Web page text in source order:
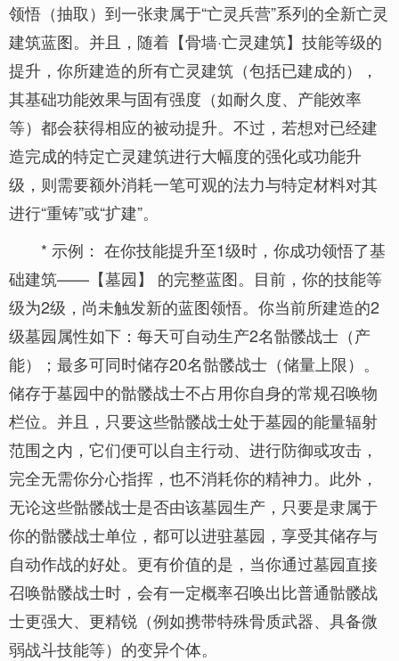
领悟（抽取）到一张隶属于“亡灵兵营”系列的全新亡灵
建筑蓝图。并且，随着【骨墙·亡灵建筑】技能等级的
提升，你所建造的所有亡灵建筑（包括已建成的），
其基础功能效果与固有强度（如耐久度、产能效率
等）都会获得相应的被动提升。不过，若想对已经建
造完成的特定亡灵建筑进行大幅度的强化或功能升
级，则需要额外消耗一笔可观的法力与特定材料对其
进行“重铸”或“扩建”。
* 示例： 在你技能提升至1级时，你成功领悟了基
础建筑——【墓园】 的完整蓝图。目前，你的技能等
级为2级，尚未触发新的蓝图领悟。你当前所建造的2
级墓园属性如下：每天可自动生产2名骷髅战士（产
能）；最多可同时储存20名骷髅战士（储量上限）。
储存于墓园中的骷髅战士不占用你自身的常规召唤物
栏位。并且，只要这些骷髅战士处于墓园的能量辐射
范围之内，它们便可以自主行动、进行防御或攻击，
完全无需你分心指挥，也不消耗你的精神力。此外，
无论这些骷髅战士是否由该墓园生产，只要是隶属于
你的骷髅战士单位，都可以进驻墓园，享受其储存与
自动作战的好处。更有价值的是，当你通过墓园直接
召唤骷髅战士时，会有一定概率召唤出比普通骷髅战
士更强大、更精锐（例如携带特殊骨质武器、具备微
弱战斗技能等）的变异个体。